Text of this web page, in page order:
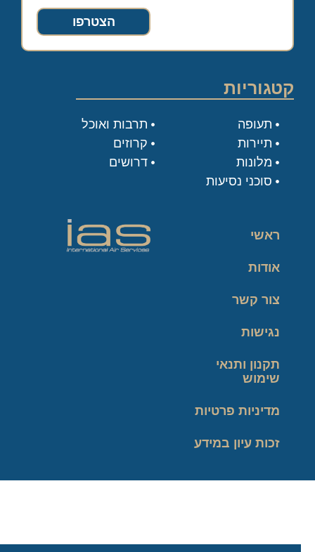
הצטרפו
קטגוריות
תעופה
תיירות
מלונות
סוכני נסיעות
תרבות ואוכל
קרוזים
דרושים
ראשי
אודות
צור קשר
נגישות
תקנון ותנאי
שימוש
מדיניות פרטיות
זכות עיון במידע